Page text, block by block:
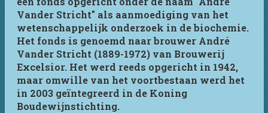
Vander Stricht" als aanmoediging van het
wetenschappelijk onderzoek in de biochemie.
Het fonds is genoemd naar brouwer André
Vander Stricht (1889-1972) van Brouwerij
Excelsior. Het werd reeds opgericht in 1942,
maar omwille van het voortbestaan werd het
in 2003 geïntegreerd in de Koning
Boudewijnstichting.